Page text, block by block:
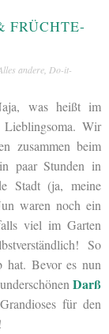
FRÜCHTE-
andere Do-it-
was heißt im
Wir
zusammen beim
paar Stunden in
Stadt (ja, meine
waren noch ein
viel im Garten
So
hat. Bevor es nun
Darß
für den